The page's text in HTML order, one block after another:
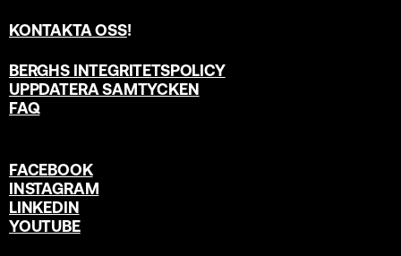
KONTAKTA OSS!
BERGHS INTEGRITETSPOLICY
UPPDATERA SAMTYCKEN
FAQ
FACEBOOK
INSTAGRAM
LINKEDIN
YOUTUBE